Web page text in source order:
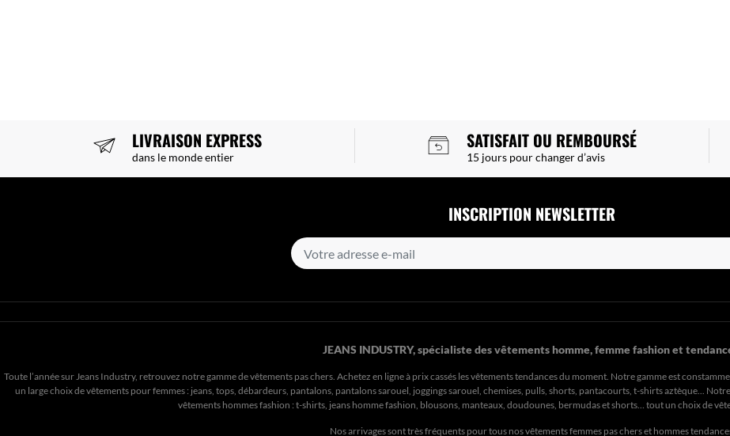
LIVRAISON EXPRESS
dans le monde entier
SATISFAIT OU REMBOURSÉ
15 jours pour changer d’avis
INSCRIPTION NEWSLETTER
JEANS INDUSTRY, spécialiste des vêtements homme, femme fashion et
Toute l’année sur Jeans Industry, retrouvez notre gamme de vêtements pas chers. Achetez en ligne à prix cassés les vêtements tendances du moment. Notre gamme est
un large choix de vêtements pour femmes : jeans, tops, débardeurs, pantalons, pantalons sarouel, joggings sarouel, chemises, pulls, shorts, pantacourts, t-shirts aztèque...
vêtements hommes fashion : t-shirts, jeans homme fashion, blousons, manteaux, doudounes, bermudas et shorts… tout un choix de
Nos arrivages sont très fréquents pour tous nosvêtements femmes pas cherset hommes